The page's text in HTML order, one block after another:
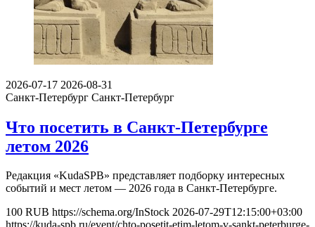
2026-07-17 2026-08-31
Санкт-Петербург Санкт-Петербург
Что посетить в Санкт-Петербурге
летом 2026
Редакция «KudaSPB» представляет подборку интересных
событий и мест летом — 2026 года в Санкт-Петербурге.
100 RUB https://schema.org/InStock 2026-07-29T12:15:00+03:00